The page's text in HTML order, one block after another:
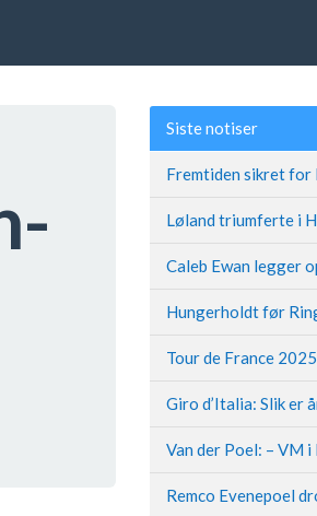
Siste notiser
Giro d’Italia: Slik er